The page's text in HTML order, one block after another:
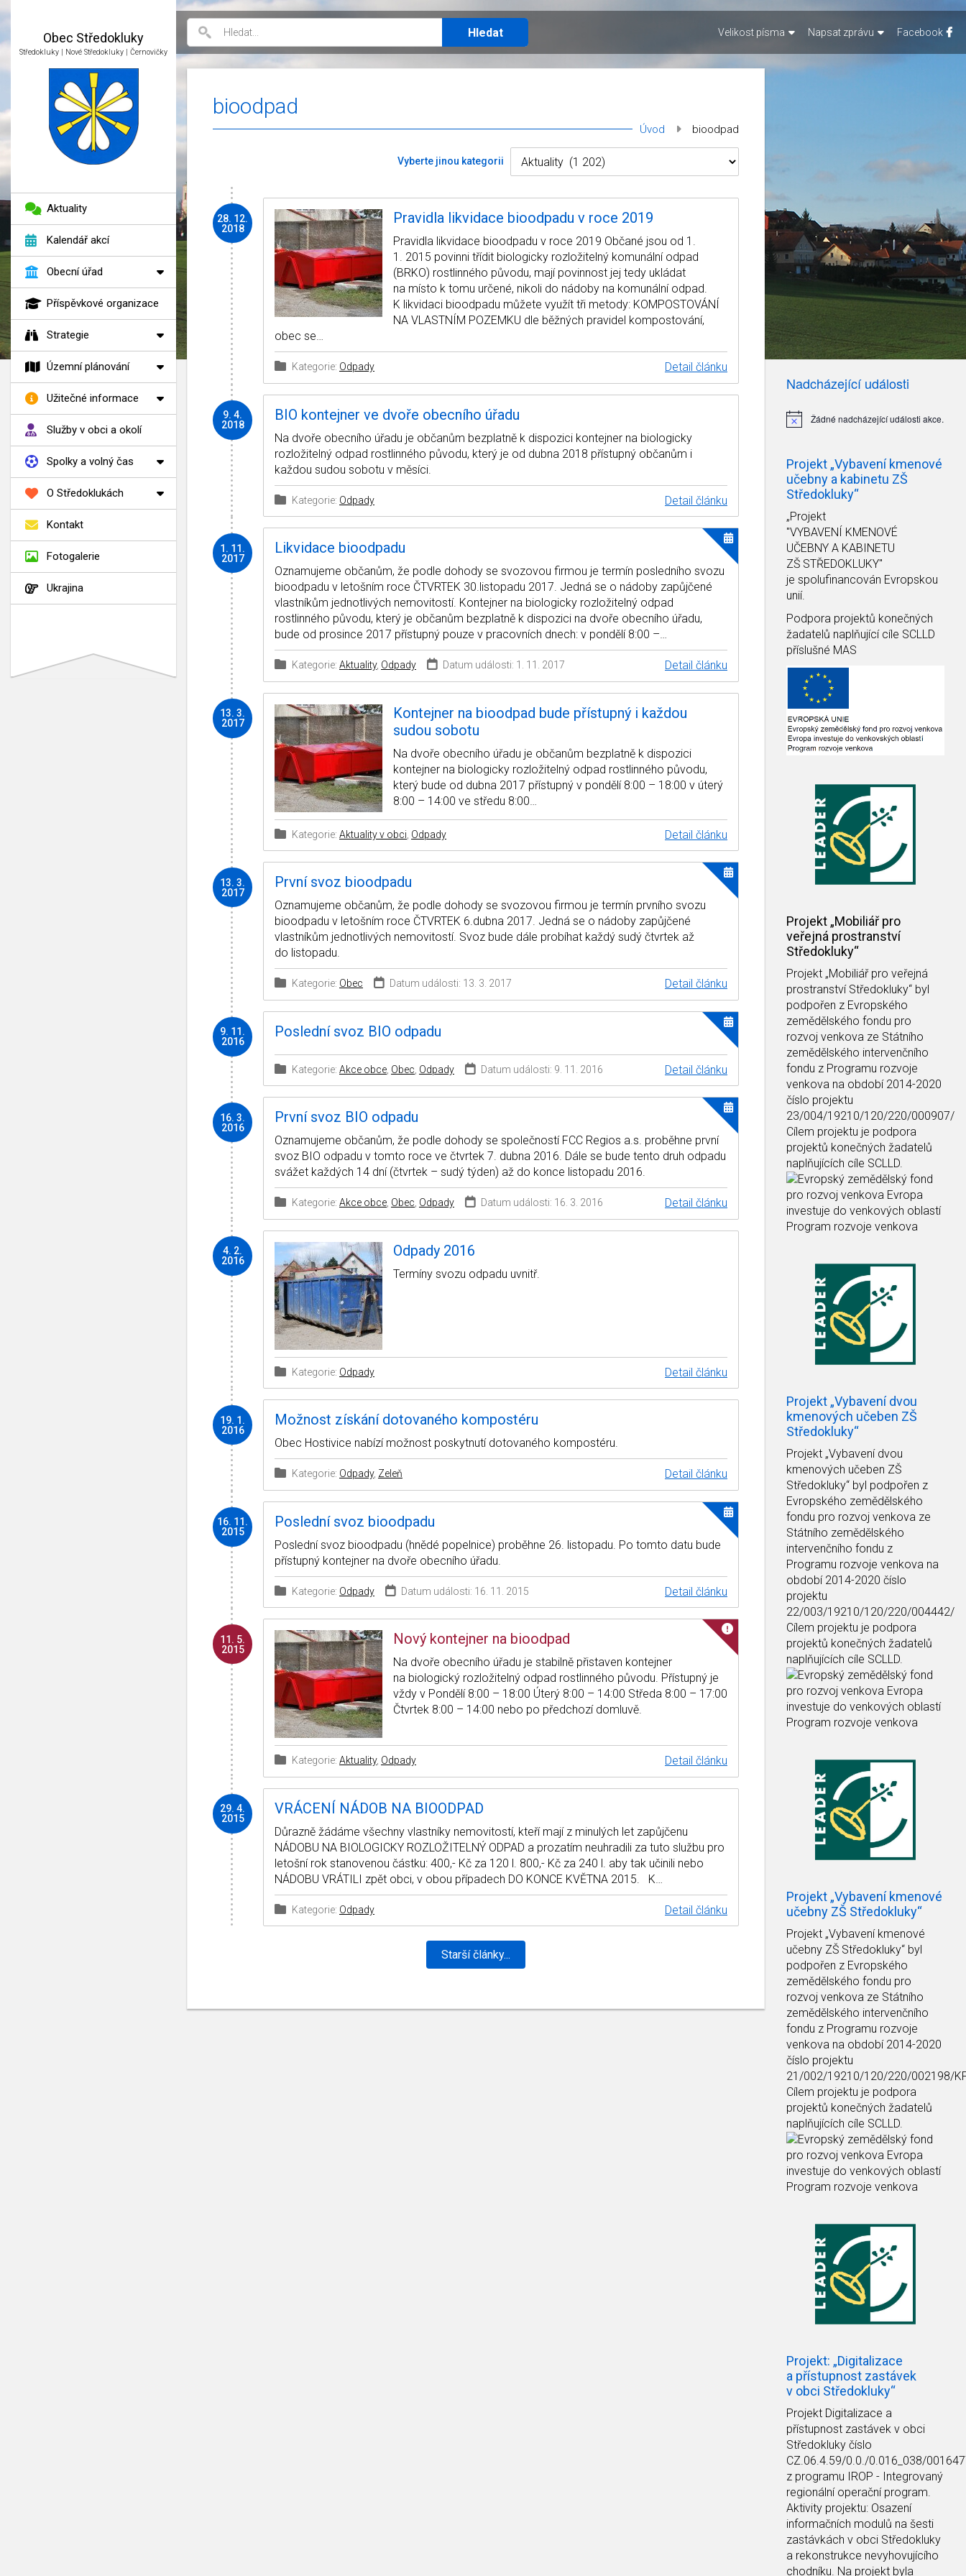
Obec Středokluky
Středokluky | Nové Středokluky | Černovičky
bioodpad
Vyberte jinou kategorii
28. 12.
2018
Pravidla likvidace bioodpadu v roce 2019
Pravidla likvidace bioodpadu v roce 2019 Občané jsou od 1.
1. 2015 povinni třídit biologicky rozložitelný komunální odpad
(BRKO) rostlinného původu, mají povinnost jej tedy ukládat
na místo k tomu určené, nikoli do nádoby na komunální odpad.
K likvidaci bioodpadu můžete využít tři metody: KOMPOSTOVÁNÍ
NA VLASTNÍM POZEMKU dle běžných pravidel kompostování,
obec se…
Kategorie: Odpady Detail článku
9. 4.
2018
BIO kontejner ve dvoře obecního úřadu
Na dvoře obecního úřadu je občanům bezplatně k dispozici kontejner na biologicky
rozložitelný odpad rostlinného původu, který je od dubna 2018 přístupný občanům i
každou sudou sobotu v měsíci.
Kategorie: Odpady Detail článku
1. 11.
2017
Likvidace bioodpadu
Oznamujeme občanům, že podle dohody se svozovou firmou je termín posledního svozu
bioodpadu v letošním roce ČTVRTEK 30.listopadu 2017. Jedná se o nádoby zapůjčené
vlastníkům jednotlivých nemovitostí. Kontejner na biologicky rozložitelný odpad
rostlinného původu, který je občanům bezplatně k dispozici na dvoře obecního úřadu,
bude od prosince 2017 přístupný pouze v pracovních dnech: v pondělí 8:00 –…
Kategorie: Aktuality, Odpady Datum události: 1. 11. 2017 Detail článku
13. 3.
2017
Kontejner na bioodpad bude přístupný i každou
sudou sobotu
Na dvoře obecního úřadu je občanům bezplatně k dispozici
kontejner na biologicky rozložitelný odpad rostlinného původu,
který bude od dubna 2017 přístupný v pondělí 8:00 – 18:00 v úterý
8:00 – 14:00 ve středu 8:00…
Kategorie: Aktuality v obci Odpady Detail článku
13. 3.
2017
První svoz bioodpadu
Oznamujeme občanům, že podle dohody se svozovou firmou je termín prvního svozu
bioodpadu v letošním roce ČTVRTEK 6.dubna 2017. Jedná se o nádoby zapůjčené
vlastníkům jednotlivých nemovitostí. Svoz bude dále probíhat každý sudý čtvrtek až
do listopadu.
Kategorie: Obec Datum události: 13. 3. 2017 Detail článku
9. 11.
2016
Poslední svoz BIO odpadu
Kategorie: Akce obce Obec Odpady Datum události: 9. 11. 2016 Detail článku
16. 3.
2016
První svoz BIO odpadu
Oznamujeme občanům, že podle dohody se společností FCC Regios a.s. proběhne první
svoz BIO odpadu v tomto roce ve čtvrtek 7. dubna 2016. Dále se bude tento druh odpadu
svážet každých 14 dní (čtvrtek – sudý týden) až do konce listopadu 2016.
Kategorie: Akce obce Obec Odpady Datum události: 16. 3. 2016 Detail článku
4. 2.
2016
Odpady 2016
Termíny svozu odpadu uvnitř.
Kategorie: Odpady Detail článku
19. 1.
2016
Možnost získání dotovaného kompostéru
Obec Hostivice nabízí možnost poskytnutí dotovaného kompostéru.
Kategorie: Odpady, Zeleň Detail článku
16. 11.
2015
Poslední svoz bioodpadu
Poslední svoz bioodpadu (hnědé popelnice) proběhne 26. listopadu. Po tomto datu bude
přístupný kontejner na dvoře obecního úřadu.
Kategorie: Odpady Datum události: 16. 11. 2015 Detail článku
11. 5.
2015
Nový kontejner na bioodpad
Na dvoře obecního úřadu je stabilně přistaven kontejner
na biologický rozložitelný odpad rostlinného původu. Přístupný je
vždy v Pondělí 8:00 – 18:00 Úterý 8:00 – 14:00 Středa 8:00 – 17:00
Čtvrtek 8:00 – 14:00 nebo po předchozí domluvě.
Kategorie: Aktuality, Odpady Detail článku
29. 4.
2015
VRÁCENÍ NÁDOB NA BIOODPAD
Důrazně žádáme všechny vlastníky nemovitostí, kteří mají z minulých let zapůjčenu
NÁDOBU NA BIOLOGICKY ROZLOŽITELNÝ ODPAD a prozatím neuhradili za tuto službu pro
letošní rok stanovenou částku: 400,- Kč za 120 l. 800,- Kč za 240 l. aby tak učinili nebo
NÁDOBU VRÁTILI zpět obci, v obou případech DO KONCE KVĚTNA 2015. K…
Kategorie: Odpady Detail článku
Starší články...
Úvod bioodpad
Nadcházející události
Notice Žádné nadcházející události akce.
Projekt „Vybavení kmenové
učebny a kabinetu ZŠ
Středokluky“
„Projekt
"VYBAVENÍ KMENOVÉ
UČEBNY A KABINETU
ZŠ STŘEDOKLUKY"
je spolufinancován Evropskou
unií.
Podpora projektů konečných
žadatelů naplňující cíle SCLLD
příslušné MAS
Projekt „Mobiliář pro
veřejná prostranství
Středokluky“
Projekt „Mobiliář pro veřejná
prostranství Středokluky“ byl
podpořen z Evropského
zemědělského fondu pro
rozvoj venkova ze Státního
zemědělského intervenčního
fondu z Programu rozvoje
venkova na období 2014-2020
číslo projektu
23/004/19210/120/220/000907/
Cílem projektu je podpora
projektů konečných žadatelů
naplňujících cíle SCLLD.
Projekt „Vybavení dvou
kmenových učeben ZŠ
Středokluky“
Projekt „Vybavení dvou
kmenových učeben ZŠ
Středokluky“ byl podpořen z
Evropského zemědělského
fondu pro rozvoj venkova ze
Státního zemědělského
intervenčního fondu z
Programu rozvoje venkova na
období 2014-2020 číslo
projektu
22/003/19210/120/220/004442/
Cílem projektu je podpora
projektů konečných žadatelů
naplňujících cíle SCLLD.
Projekt „Vybavení kmenové
učebny ZŠ Středokluky“
Projekt „Vybavení kmenové
učebny ZŠ Středokluky“ byl
podpořen z Evropského
zemědělského fondu pro
rozvoj venkova ze Státního
zemědělského intervenčního
fondu z Programu rozvoje
venkova na období 2014-2020
číslo projektu
21/002/19210/120/220/002198/
Cílem projektu je podpora
projektů konečných žadatelů
naplňujících cíle SCLLD.
Projekt: „Digitalizace
a přístupnost zastávek
v obci Středokluky“
Projekt Digitalizace a
přístupnost zastávek v obci
Středokluky číslo
CZ.06.4.59/0.0./0.016_038/
z programu IROP - Integrovaný
regionální operační program.
Aktivity projektu: Osazení
informačních modulů na šesti
zastávkách v obci Středokluky
a rekonstrukce nevyhovujícího
chodníku. Na projekt byla
Velikost písma Napsat zprávu Facebook
Aktuality
Kalendář akcí
Obecní úřad
Příspěvkové organizace
Strategie
Územní plánování
Užitečné informace
Služby v obci a okolí
Spolky a volný čas
O Středoklukách
Kontakt
Fotogalerie
Ukrajina